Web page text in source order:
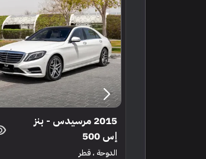
2015 مرسيدس - بنز
إس 500
الدوحة ، قطر